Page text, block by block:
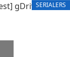
SERIALERS